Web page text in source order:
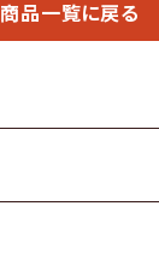
商品一覧に戻る